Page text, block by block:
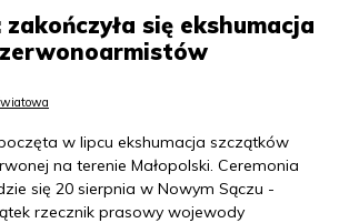
zakończyła się ekshumacja
w lipcu ekshumacja szczątków
na terenie Małopolski. Ceremonia
się 20 sierpnia w Nowym Sączu -
rzecznik prasowy wojewody